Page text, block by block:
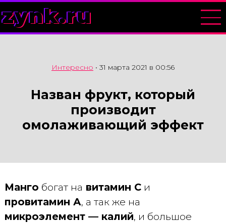
zynk.ru
Интересно • 31 марта 2021 в 00:56
Назван фрукт, который
производит
омолаживающий эффект
Манго богат на витамин Си
провитамин А, а так же на
микроэлемент — калий, и большое